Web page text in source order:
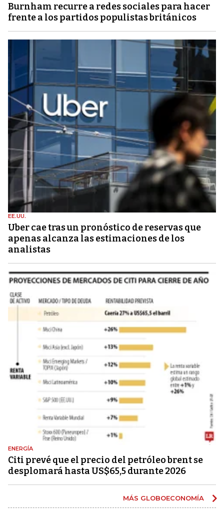
Burnham recurre a redes sociales para hacer
frente a los partidos populistas británicos
EE.UU.
Uber cae tras un pronóstico de reservas que
apenas alcanza las estimaciones de los
analistas
ENERGÍA
Citi prevé que el precio del petróleo brent se
desplomará hasta US$65,5 durante 2026
MÁS GLOBOECONOMÍA